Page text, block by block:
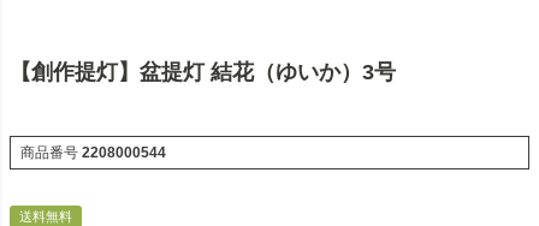
【創作提灯】盆提灯 結花（ゆいか）3号
商品番号 2208000544
送料無料